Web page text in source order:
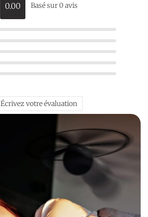
0.00 Basé sur 0 avis
Écrivez votre évaluation